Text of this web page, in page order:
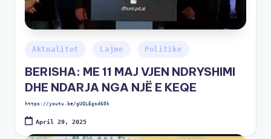
Aktualitet Lajme Politike
BERISHA: ME 11 MAJ VJEN NDRYSHIMI
DHE NDARJA NGA NJË E KEQE
https://youtu.be/gUQLEgsd60k
April 29, 2025